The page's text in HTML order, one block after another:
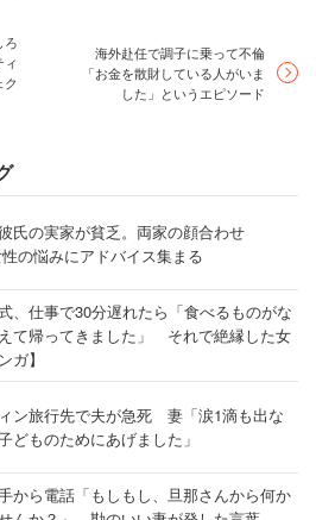
ろ
海外赴任で調子に乗って不倫
「お金を散財している人がいま
した」というエピソード
氏の実家が貧乏。両家の顔合わせ
の悩みにアドバイス集まる
、仕事で30分遅れたら「食べるものがな
て帰ってきました」 それで絶縁した女
ガ】
ン旅行先で夫が急死 妻「涙1滴も出な
どものためにあげました」
から電話「もしもし、旦那さんから何か